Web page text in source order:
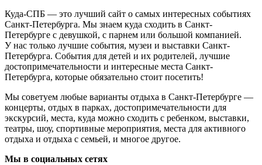
Куда-СПБ — это лучший сайт о самых интересных событиях
Санкт-Петербурга. Мы знаем куда сходить в Санкт-
Петербурге с девушкой, с парнем или большой компанией.
У нас только лучшие события, музеи и выставки Санкт-
Петербурга. События для детей и их родителей, лучшие
достопримечательности и интересные места Санкт-
Петербурга, которые обязательно стоит посетить!
Мы советуем любые варианты отдыха в Санкт-Петербурге —
концерты, отдых в парках, достопримечательности для
экскурсий, места, куда можно сходить с ребенком, выставки,
театры, шоу, спортивные мероприятия, места для активного
отдыха и отдыха с семьей, и многое другое.
Мы в социальных сетях